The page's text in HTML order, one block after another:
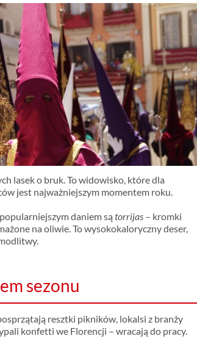
lasek o bruk. To widowisko, które dla
jest najważniejszym momentem roku.
daniem sątorrijas – kromki
na oliwie. To wysokokaloryczny deser,
sezonu
resztki pikników, lokalsi z branży
konfetti we Florencji – wracają do pracy.